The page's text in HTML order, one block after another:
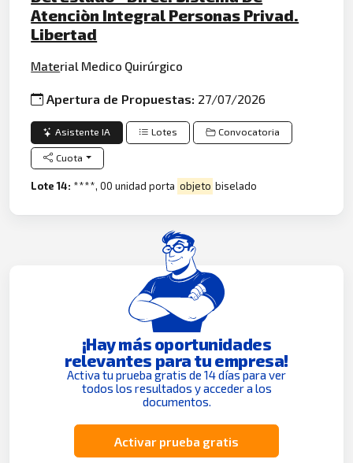
Atenciòn Integral Personas Privad.
Libertad
Material Medico Quirúrgico
Apertura de Propuestas: 27/07/2026
Asistente IA Lotes Convocatoria
Cuota
Lote 14: ****, 00 unidad porta objeto biselado
¡Hay más oportunidades
relevantes para tu empresa!
Activa tu prueba gratis de 14 días para ver
todos los resultados y acceder a los
documentos.
Activar prueba gratis